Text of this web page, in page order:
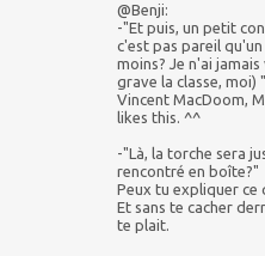
@Benji:
-"Et puis, un petit
c'est pas pareil
moins? Je n'ai
grave la classe, moi) "
Vincent MacDoom,
likes this. ^^
-"Là, la torche sera
rencontré en boîte?"
Peux tu expliquer ce
Et sans te cacher
te plait.